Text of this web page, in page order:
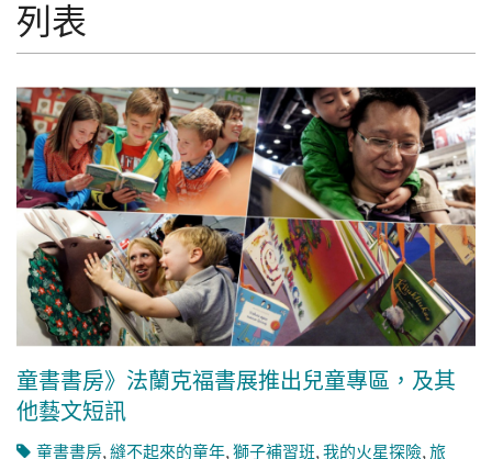
列表
童書書房》法蘭克福書展推出兒童專區，及其
他藝文短訊
童書書房,縫不起來的童年,獅子補習班,我的火星探險,旅